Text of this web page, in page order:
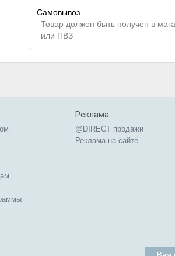
Самовывоз
Товар должен быть получен в
или ПВЗ
Реклама
@DIRECT продажи
Реклама на сайте